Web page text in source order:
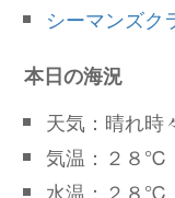
シーマンズク
本日の海況
天気：晴れ時
気温：２８℃
水温：２８℃